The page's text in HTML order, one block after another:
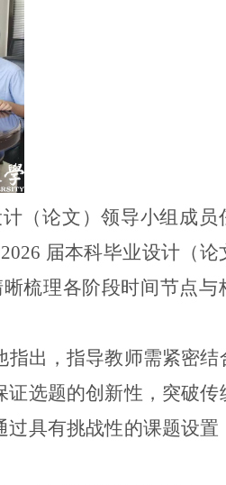
（论文）领导小组成员
届本科毕业设计（论
梳理各阶段时间节点与
出，指导教师需紧密结
选题的创新性，突破传
过具有挑战性的课题设置